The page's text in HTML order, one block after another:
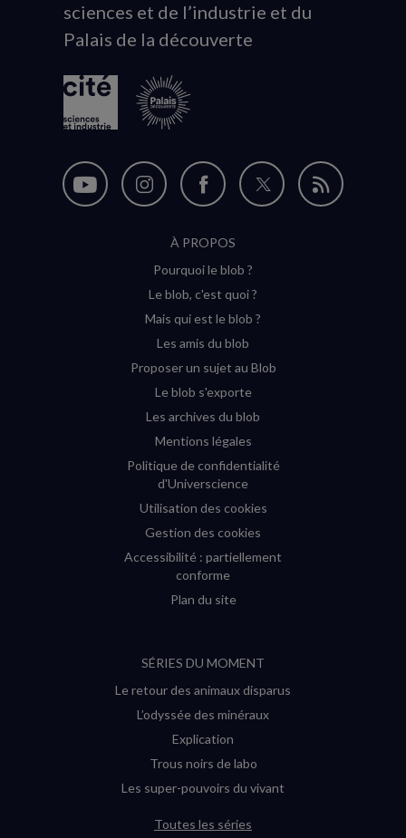
du
logo
sciences et de l’industrie et du
Palais de la découverte
Nous
Nous
Instagram
(nouvelle
Nous
sur
Facebook
(nouvelle
Nous
Flux
À PROPOS
Pourquoi le blob ?
Le blob, c'est quoi ?
Mais qui est le blob ?
Les amis du blob
Proposer un sujet au Blob
Le blob s'exporte
Les archives du blob
Mentions légales
Politique de confidentialité
d'Universcience
Utilisation des cookies
Gestion des cookies
Accessibilité : partiellement
conforme
Plan du site
SÉRIES DU MOMENT
Le retour des animaux disparus
L’odyssée des minéraux
Explication
Trous noirs de labo
Les super-pouvoirs du vivant
Toutes les séries